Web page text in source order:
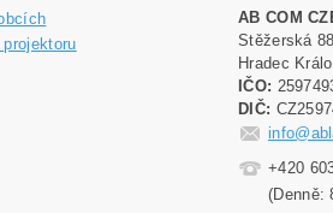
AB COM
Stěžerská
Hradec
IČO:
DIČ:
+420
(Denně: